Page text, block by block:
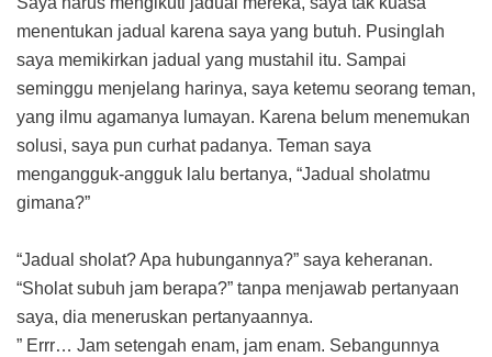
menentukan jadual karena saya yang butuh. Pusinglah
saya memikirkan jadual yang mustahil itu. Sampai
seminggu menjelang harinya, saya ketemu seorang teman,
yang ilmu agamanya lumayan. Karena belum menemukan
solusi, saya pun curhat padanya. Teman saya
mengangguk-angguk lalu bertanya, “Jadual sholatmu
gimana?”
“Jadual sholat? Apa hubungannya?” saya keheranan.
“Sholat subuh jam berapa?” tanpa menjawab pertanyaan
saya, dia meneruskan pertanyaannya.
” Errr… Jam setengah enam, jam enam. Sebangunnya